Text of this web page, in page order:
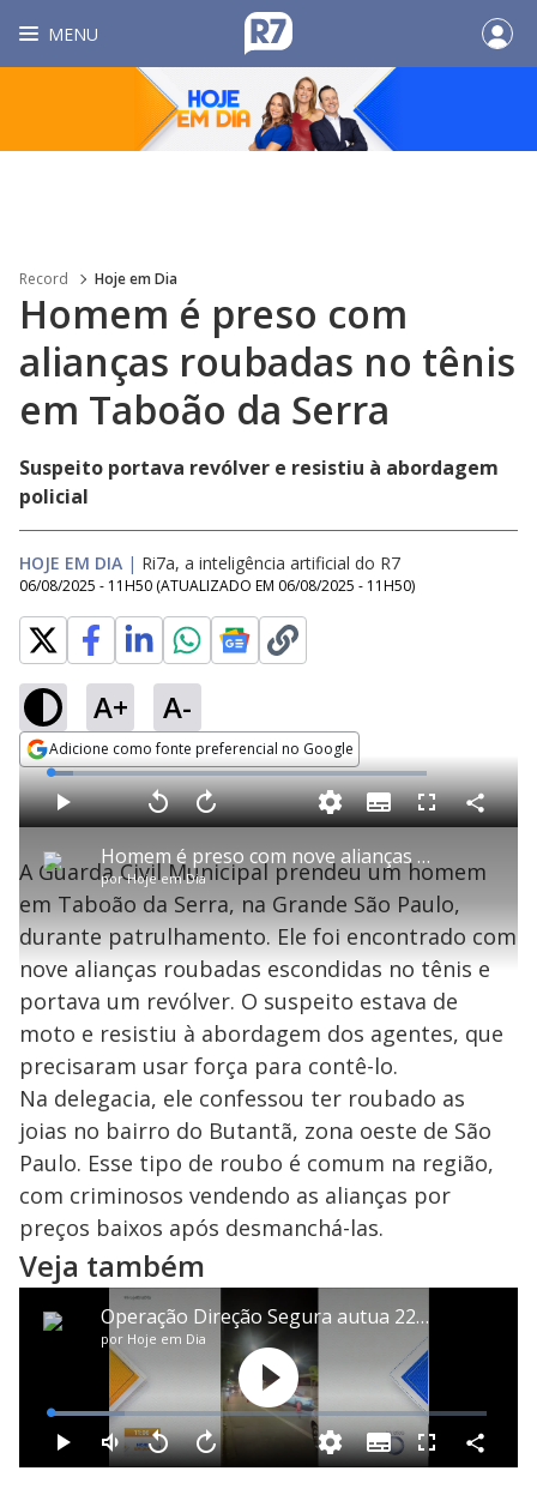
MENU
Record Hoje em Dia
Homem é preso com
alianças roubadas no tênis
em Taboão da Serra
Suspeito portava revólver e resistiu à abordagem
policial
HOJE EM DIA | Ri7a, a inteligência artificial do R7
06/08/2025 - 11H50 (ATUALIZADO EM 06/08/2025 - 11H50)
A+ A-
Adicione como fonte preferencial no Google
Opens in new window
P
l
a
y
V
i
d
e
o
Homem é preso com nove alianças roubadas escondidas no tênis em Taboão da Serra (SP)
porHoje em Dia
P V
t
r
0
e
g
n
s
A
n
ç
a
1
s
e
u
n
o
s
M
u
d
o
L
o
a
d
e
.
9
0
%
S
u
b
i
t
l
s
F
l
s
c
e
n
C
o
a
r
a
A Guarda Civil Municipal prendeu um homem
em Taboão da Serra, na Grande São Paulo,
durante patrulhamento. Ele foi encontrado com
nove alianças roubadas escondidas no tênis e
portava um revólver. O suspeito estava de
moto e resistiu à abordagem dos agentes, que
precisaram usar força para contê-lo.
Na delegacia, ele confessou ter roubado as
joias no bairro do Butantã, zona oeste de São
Paulo. Esse tipo de roubo é comum na região,
com criminosos vendendo as alianças por
preços baixos após desmanchá-las.
Veja também